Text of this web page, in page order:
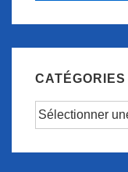
CATÉGORIES
Catégories